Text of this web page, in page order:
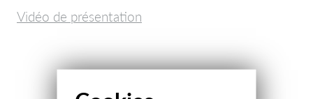
Vidéo de présentation